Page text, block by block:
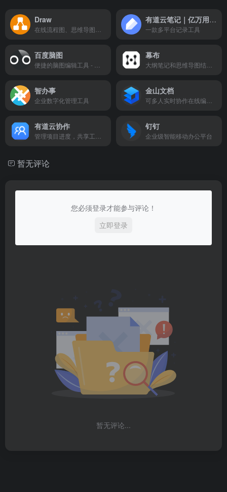
Draw 有道云笔记｜亿万用户的选择
一款多平台记录工具
百度脑图 幕布
智办事
企业数字化管理工具
金山文档
有道云协作 钉钉
企业级智能移动办公平台
暂无评论
您必须登录才能参与评论！
立即登录
暂无评论...